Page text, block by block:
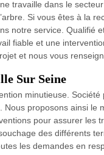
travaille dans le
Si vous êtes à la
notre service. Qualifié
fiable et une
et nous vous
Sur Seine
minutieuse. Société
proposons ainsi le
pour assurer les
des différents
les demandes en